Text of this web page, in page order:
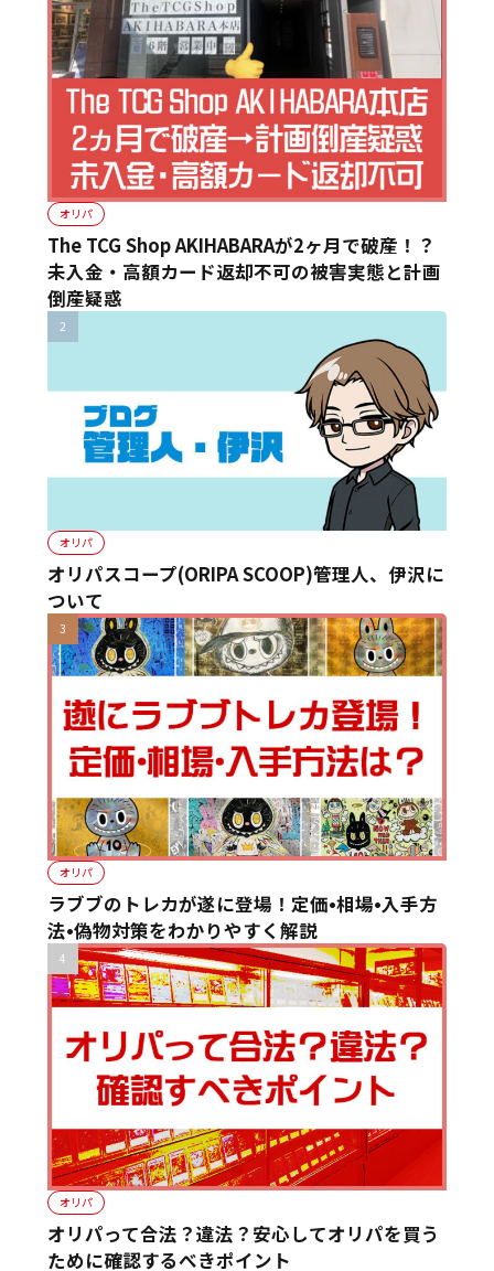
オリパ
The TCG Shop AKIHABARAが2ヶ月で破産！？
未入金・高額カード返却不可の被害実態と計画
倒産疑惑
オリパ
オリパスコープ(ORIPA SCOOP)管理人、伊沢に
ついて
オリパ
ラブブのトレカが遂に登場！定価•相場•入手方
法•偽物対策をわかりやすく解説
オリパ
オリパって合法？違法？安心してオリパを買う
ために確認するべきポイント